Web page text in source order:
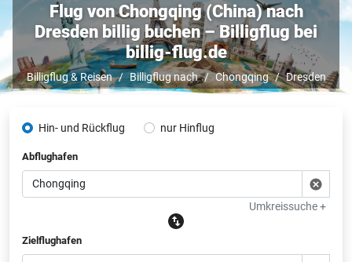
Flug von Chongqing (China) nach
Dresden billig buchen – Billigflug bei
billig-flug.de
Billigflug & Reisen Billigflug nach Chongqing Dresden
Hin- und Rückflug nur Hinflug
Abflughafen
Umkreissuche +
Zielflughafen